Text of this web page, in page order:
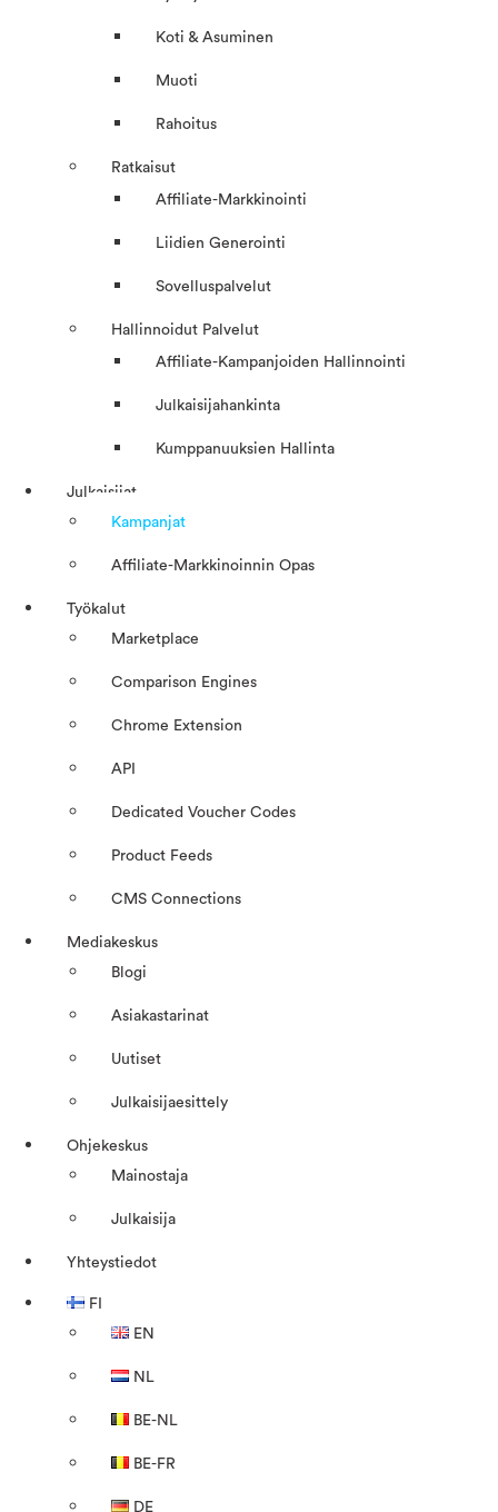
Koti & Asuminen
Muoti
Rahoitus
Ratkaisut
Affiliate-Markkinointi
Liidien Generointi
Sovelluspalvelut
Hallinnoidut Palvelut
Affiliate-Kampanjoiden Hallinnointi
Julkaisijahankinta
Kumppanuuksien Hallinta
Julkaisijat
Kampanjat
Affiliate-Markkinoinnin Opas
Työkalut
Marketplace
Comparison Engines
Chrome Extension
API
Dedicated Voucher Codes
Product Feeds
CMS Connections
Mediakeskus
Blogi
Asiakastarinat
Uutiset
Julkaisijaesittely
Ohjekeskus
Mainostaja
Julkaisija
Yhteystiedot
FI
EN
NL
BE-NL
BE-FR
DE